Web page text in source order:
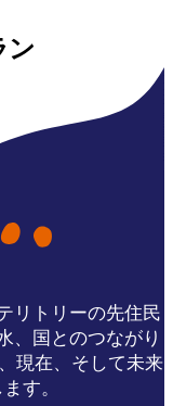
ン
リトリーの先住民
、国とのつながり
現在、そして未来
す。